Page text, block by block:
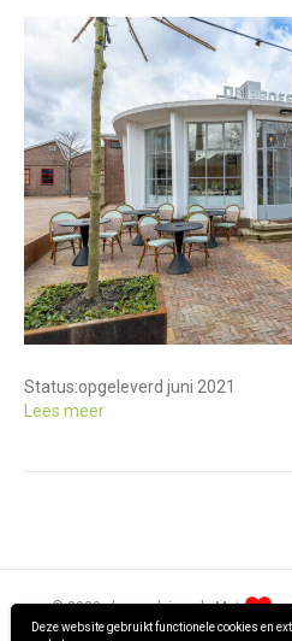
Deze website gebruikt functionele cookies en
Status:opgeleverd juni 2021
Lees meer
© 2022 · hpm-advies.nl · Met